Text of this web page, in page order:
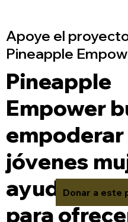
Apoye el
Pineapple
Pineapple
Empower
empoderar
jóvenes
ayuda es
para
Donar a este